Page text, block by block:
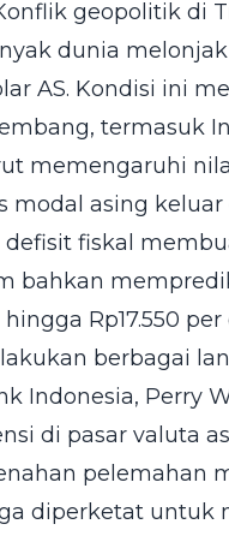
geopolitik di
dunia
AS. Kondisi ini
termasuk
memengaruhi
asing keluar
fiskal
bahkan
Rp17.550
berbagai
Indonesia, Perry
di pasar valuta
pelemahan
diperketat untuk